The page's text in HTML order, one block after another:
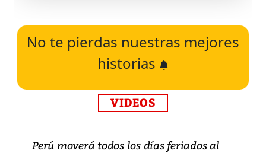
No te pierdas nuestras mejores
historias
VIDEOS
Perú moverá todos los días feriados al